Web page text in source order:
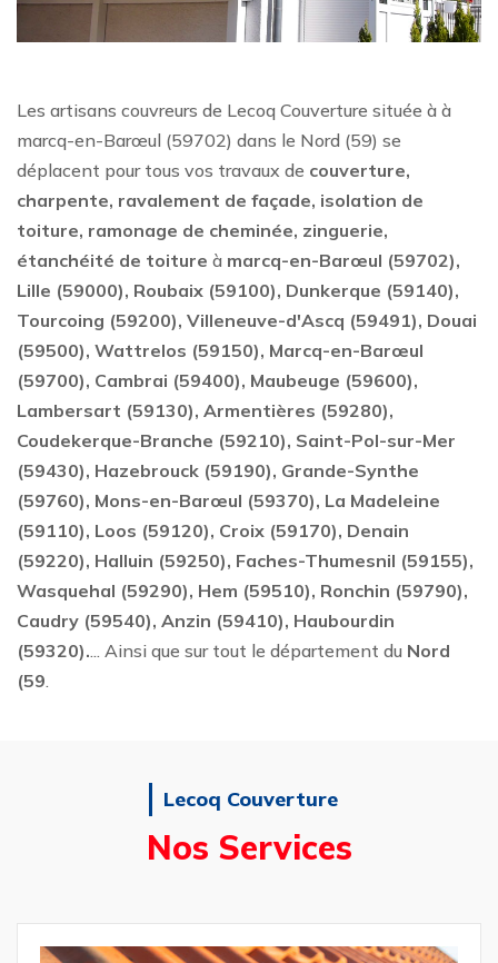
Les artisans couvreurs de Lecoq Couverture située à à
marcq-en-Barœul (59702) dans le Nord (59) se
déplacent pour tous vos travaux de couverture,
charpente, ravalement de façade, isolation de
toiture, ramonage de cheminée, zinguerie,
étanchéité de toiture à marcq-en-Barœul (59702),
Lille (59000), Roubaix (59100), Dunkerque (59140),
Tourcoing (59200), Villeneuve-d'Ascq (59491), Douai
(59500), Wattrelos (59150), Marcq-en-Barœul
(59700), Cambrai (59400), Maubeuge (59600),
Lambersart (59130), Armentières (59280),
Coudekerque-Branche (59210), Saint-Pol-sur-Mer
(59430), Hazebrouck (59190), Grande-Synthe
(59760), Mons-en-Barœul (59370), La Madeleine
(59110), Loos (59120), Croix (59170), Denain
(59220), Halluin (59250), Faches-Thumesnil (59155),
Wasquehal (59290), Hem (59510), Ronchin (59790),
Caudry (59540), Anzin (59410), Haubourdin
(59320).... Ainsi que sur tout le département du Nord
(59.
Lecoq Couverture
Nos Services